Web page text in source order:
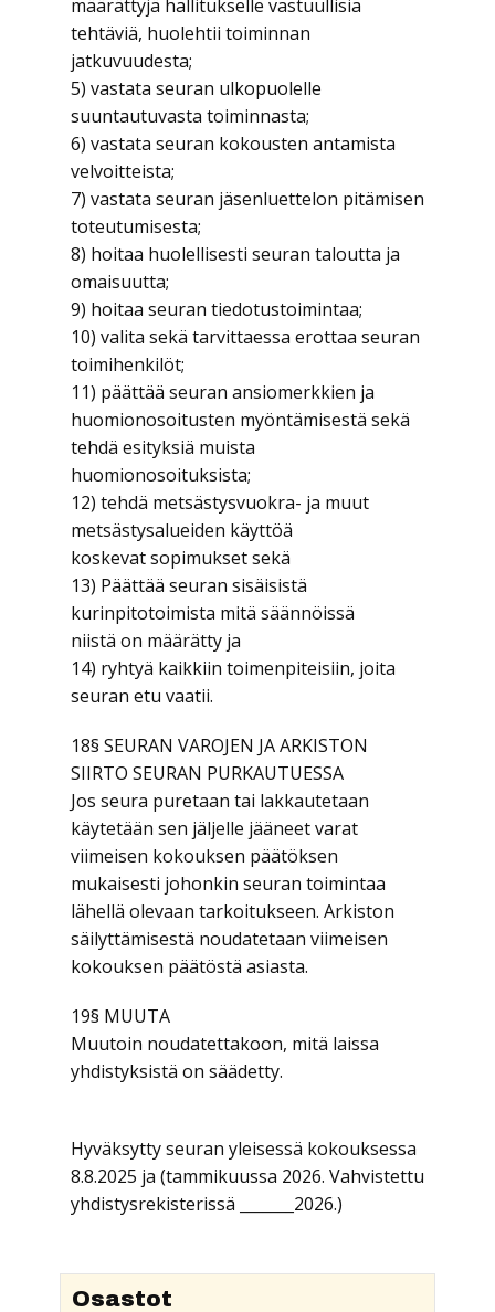
määrättyjä hallitukselle vastuullisia
tehtäviä, huolehtii toiminnan
jatkuvuudesta;
5) vastata seuran ulkopuolelle
suuntautuvasta toiminnasta;
6) vastata seuran kokousten antamista
velvoitteista;
7) vastata seuran jäsenluettelon pitämisen
toteutumisesta;
8) hoitaa huolellisesti seuran taloutta ja
omaisuutta;
9) hoitaa seuran tiedotustoimintaa;
10) valita sekä tarvittaessa erottaa seuran
toimihenkilöt;
11) päättää seuran ansiomerkkien ja
huomionosoitusten myöntämisestä sekä
tehdä esityksiä muista
huomionosoituksista;
12) tehdä metsästysvuokra- ja muut
metsästysalueiden käyttöä
koskevat sopimukset sekä
13) Päättää seuran sisäisistä
kurinpitotoimista mitä säännöissä
niistä on määrätty ja
14) ryhtyä kaikkiin toimenpiteisiin, joita
seuran etu vaatii.
18§ SEURAN VAROJEN JA ARKISTON
SIIRTO SEURAN PURKAUTUESSA
Jos seura puretaan tai lakkautetaan
käytetään sen jäljelle jääneet varat
viimeisen kokouksen päätöksen
mukaisesti johonkin seuran toimintaa
lähellä olevaan tarkoitukseen. Arkiston
säilyttämisestä noudatetaan viimeisen
kokouksen päätöstä asiasta.
19§ MUUTA
Muutoin noudatettakoon, mitä laissa
yhdistyksistä on säädetty.
Hyväksytty seuran yleisessä kokouksessa
8.8.2025 ja (tammikuussa 2026. Vahvistettu
yhdistysrekisterissä _______2026.)
Osastot